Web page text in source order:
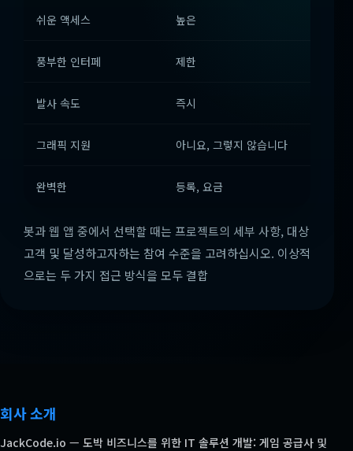
쉬운 액세스 높은
풍부한 인터페 제한
발사 속도 즉시
그래픽 지원 아니요, 그렇지 않습니다
완벽한 등록, 요금
봇과 웹 앱 중에서 선택할 때는 프로젝트의 세부 사항, 대상
고객 및 달성하고자하는 참여 수준을 고려하십시오. 이상적
으로는 두 가지 접근 방식을 모두 결합
회사 소개
JackCode.io — 도박 비즈니스를 위한 IT 솔루션 개발: 게임 공급사 및